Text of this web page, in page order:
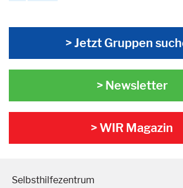
> Jetzt Gruppen
> Newsletter
> WIR Magazin
Selbsthilfezentrum